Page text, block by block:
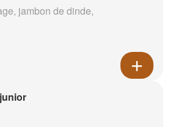
jambon de dinde,